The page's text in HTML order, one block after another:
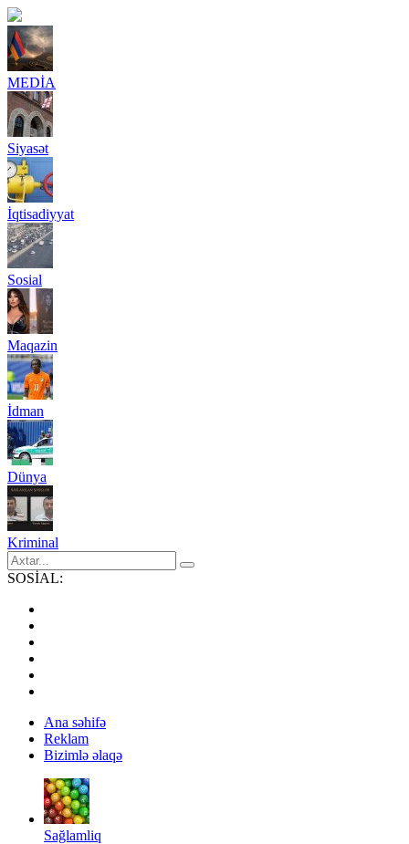
MEDİA
Siyasət
İqtisadiyyat
Sosial
Maqazin
İdman
Dünya
Kriminal
SOSİAL:
Ana səhifə
Reklam
Bizimlə əlaqə
Sağlamliq